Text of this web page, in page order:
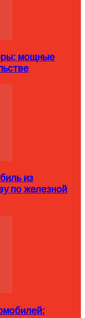
мощные
из
по железной